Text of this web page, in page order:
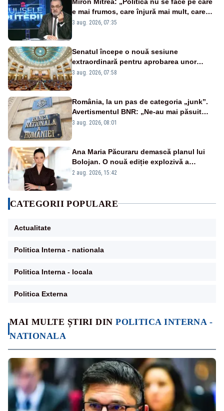
MAI MULTE ȘTIRI DINPOLITICA INTERNA -
NATIONALA
e mai frumos, care înjură mai mult, care
țipă mai tare, ci pe proiecte”
3 aug. 2026, 07:35
Senatul începe o nouă sesiune
extraordinară pentru aprobarea unor
jaloane din PNRR
3 aug. 2026, 07:58
România, la un pas de categoria „junk”.
Avertismentul BNR: „Ne-au mai păsuit
pentru câteva luni”
3 aug. 2026, 08:01
Ana Maria Păcuraru demască planul lui
Bolojan. O nouă ediție explozivă a
emisiunii „Miza Zilei” la Realitatea PLUS
2 aug. 2026, 15:42
CATEGORII POPULARE
Actualitate
Politica Interna - nationala
Politica Interna - locala
Politica Externa